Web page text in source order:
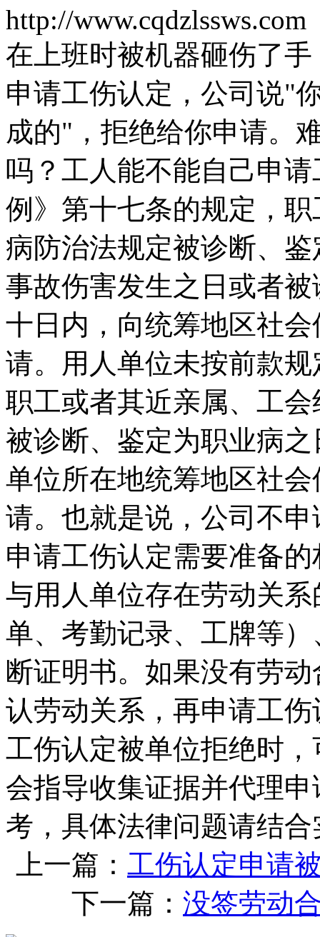
http://www.cqdzlssws.com
在上班时被机器砸伤了
申请工伤认定，公司说"
成的"，拒绝给你申请。
吗？工人能不能自己申
例》第十七条的规定，
病防治法规定被诊断、
事故伤害发生之日或者
十日内，向统筹地区社
请。用人单位未按前款
职工或者其近亲属、工
被诊断、鉴定为职业病
单位所在地统筹地区社
请。也就是说，公司不
申请工伤认定需要准备
与用人单位存在劳动关
单、考勤记录、工牌等
断证明书。如果没有劳
认劳动关系，再申请工
工伤认定被单位拒绝时
会指导收集证据并代理
考，具体法律问题请结
上一篇： 工伤认定申请
下一篇： 没签劳动